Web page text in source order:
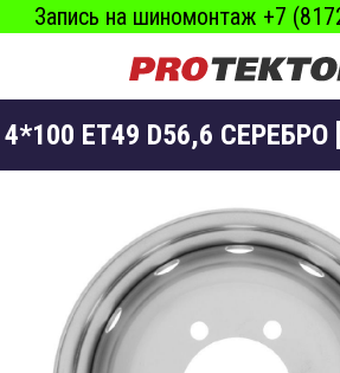
Запись на шиномонтаж +7
ET49 D56,6